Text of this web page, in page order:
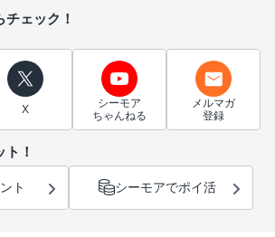
ェック！
X
シーモア
ちゃんねる
メルマガ
登録
！
ト シーモアでポイ活